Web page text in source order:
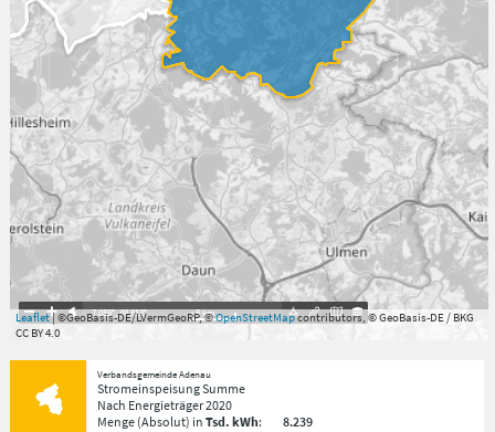
7.059°,49.813° 5km
Leaflet| ©GeoBasis-DE/LVermGeoRP, ©OpenStreetMapcontributors, © GeoBasis-DE / BKG
CC BY 4.0
Verbandsgemeinde Adenau
Stromeinspeisung Summe
Nach Energieträger2020
Menge(Absolut) in Tsd. kWh: 8.239